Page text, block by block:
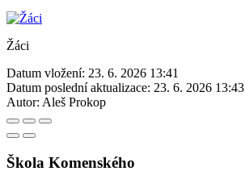
Žáci
Datum vložení: 23. 6. 2026 13:41
Datum poslední aktualizace: 23. 6. 2026 13:43
Autor: Aleš Prokop
Škola Komenského